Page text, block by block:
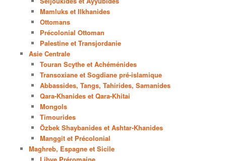
Mamluks et Ilkhanides
Ottomans
Précolonial Ottoman
Palestine et Transjordanie
Asie Centrale
Touran Scythe et Achéménides
Transoxiane et Sogdiane pré-islamique
Abbassides, Tangs, Tahirides, Samanides
Qara-Khanides et Qara-Khitai
Mongols
Timourides
Özbek Shaybanides et Ashtar-Khanides
Manggit et Précolonial
Maghreb, Espagne et Sicile